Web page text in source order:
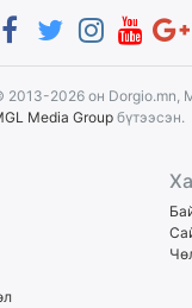
2013-2026 он Dorgio.mn,
Media Group бүтээсэн.